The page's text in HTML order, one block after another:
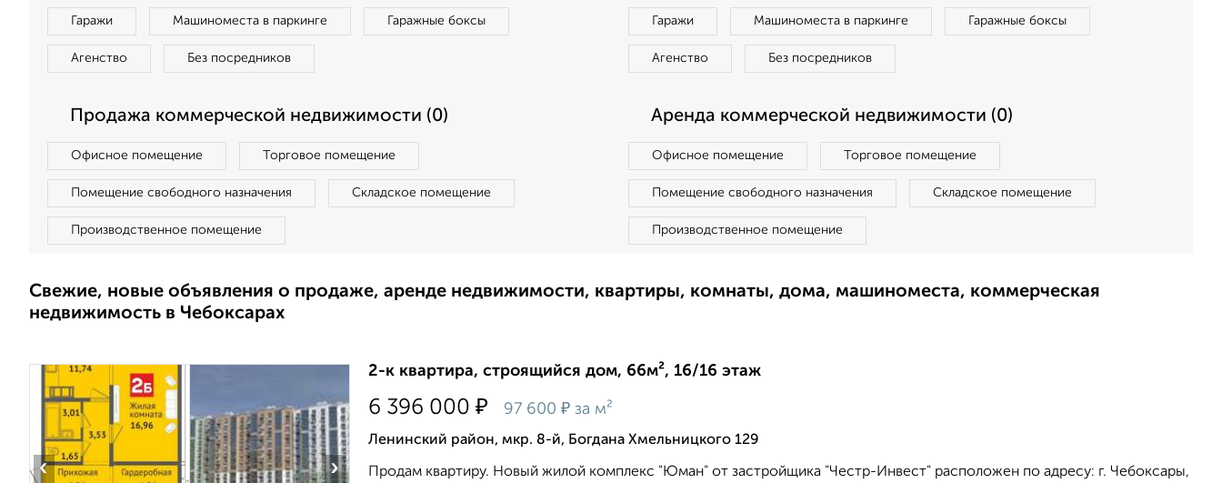
Гаражи Машиноместа в паркинге Гаражные боксы
Агенство Без посредников
Гаражи Машиноместа в паркинге Гаражные боксы
Агенство Без посредников
Продажа коммерческой недвижимости (0)
Офисное помещение Торговое помещение
Помещение свободного назначения Складское помещение
Производственное помещение
Аренда коммерческой недвижимости (0)
Офисное помещение Торговое помещение
Помещение свободного назначения Складское помещение
Производственное помещение
Свежие, новые объявления о продаже, аренде недвижимости, квартиры, комнаты, дома, машиноместа, коммерческая
недвижимость в Чебоксарах
‹ ›
2-к квартира, строящийся дом, 66м², 16/16 этаж
6 396 000 ₽ 97 600 ₽ за м²
Ленинский район, мкр. 8-й, Богдана Хмельницкого 129
Продам квартиру. Новый жилой комплекс "Юман" от застройщика "Честр-Инвест" расположен по адресу: г. Чебоксары,